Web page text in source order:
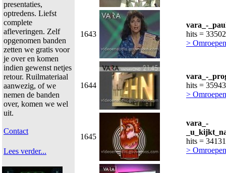
presentaties,
optredens. Liefst
complete
afleveringen. Zelf
opgenomen banden
zetten we gratis voor
je over en komen
indien gewenst netjes
retour. Ruilmateriaal
aanwezig, of we
nemen de banden
over, komen we wel
uit.
Contact
Lees verder...
1643
vara_-
hits = 33502
>
1644
vara_-
hits = 35943
>
1645
vara_-
hits = 34131
>